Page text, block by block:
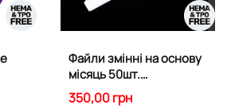
Файли змінні на основу
місяць 50шт.
Абразивність 150 грит
350,00 грн